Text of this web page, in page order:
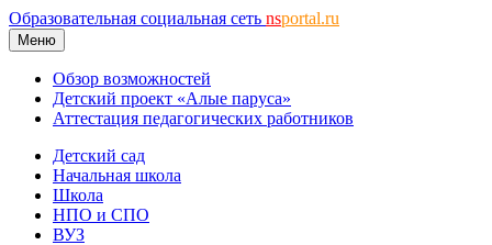
Образовательная социальная сеть nsportal.ru
Меню
Обзор возможностей
Детский проект «Алые паруса»
Аттестация педагогических работников
Детский сад
Начальная школа
Школа
НПО и СПО
ВУЗ